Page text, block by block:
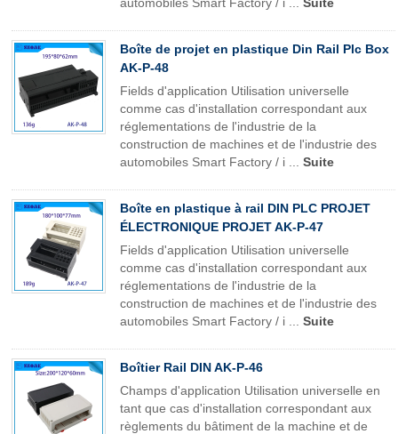
Boîte de projet en plastique Din Rail Plc Box
AK-P-48
Fields d'application Utilisation universelle
comme cas d'installation correspondant aux
réglementations de l'industrie de la
construction de machines et de l'industrie des
automobiles Smart Factory / i ... Suite
Boîte en plastique à rail DIN PLC PROJET
ÉLECTRONIQUE PROJET AK-P-47
Fields d'application Utilisation universelle
comme cas d'installation correspondant aux
réglementations de l'industrie de la
construction de machines et de l'industrie des
automobiles Smart Factory / i ... Suite
Boîtier Rail DIN AK-P-46
Champs d'application Utilisation universelle en
tant que cas d'installation correspondant aux
règlements du bâtiment de la machine et de